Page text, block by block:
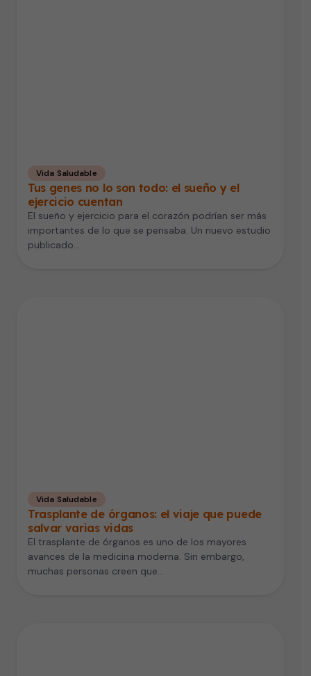
Vida Saludable
Tus genes no lo son todo: el sueño y el
ejercicio cuentan
El sueño y ejercicio para el corazón podrían ser más
importantes de lo que se pensaba. Un nuevo estudio
publicado…
Vida Saludable
Trasplante de órganos: el viaje que puede
salvar varias vidas
El trasplante de órganos es uno de los mayores
avances de la medicina moderna. Sin embargo,
muchas personas creen que…